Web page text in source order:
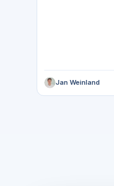
Jan Weinland